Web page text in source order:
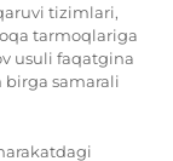
tizimlari,
tarmoqlariga
usuli faqatgina
samarali